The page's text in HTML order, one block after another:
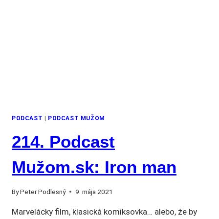
PODCAST PODCAST MUŽOM
214. Podcast
Mužom.sk: Iron man
ByPeter Podlesný 9. mája 2021
Marvelácky film, klasická komiksovka… alebo, že by